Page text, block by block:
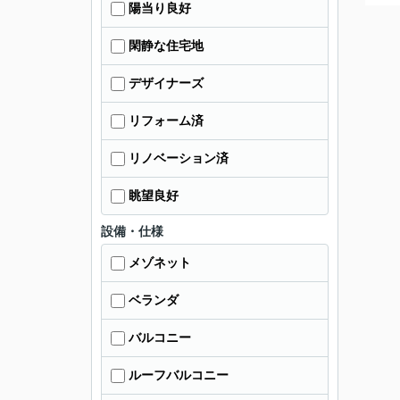
陽当り良好
閑静な住宅地
デザイナーズ
リフォーム済
リノベーション済
眺望良好
設備・仕様
メゾネット
ベランダ
バルコニー
ルーフバルコニー